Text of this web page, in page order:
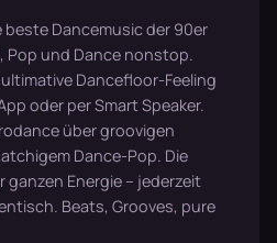
beste Dancemusic der 90er
Pop und Dance nonstop.
Dancefloor-Feeling
oder per Smart Speaker.
über groovigen
Dance-Pop. Die
ganzen Energie – jederzeit
Beats, Grooves, pure